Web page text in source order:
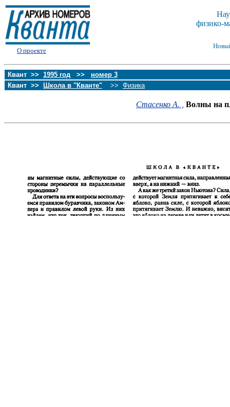
О проекте
физико-
Квант >> 1995 год >> номер 3
Квант >>
Школа в "Кванте" >> Физика
Стасенко А. , Волны на